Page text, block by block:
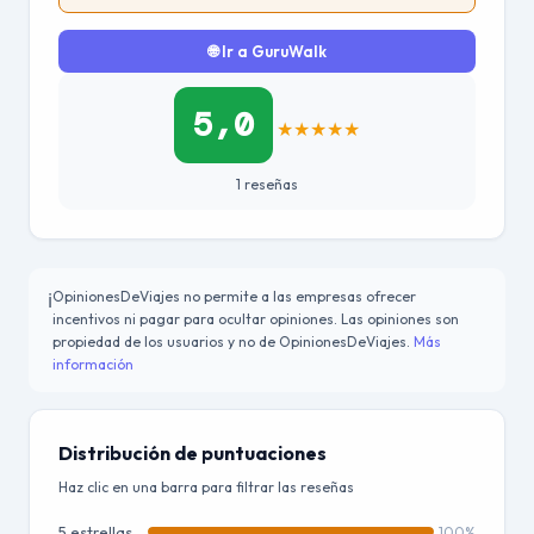
🌐 Ir a GuruWalk
5,0 ★★★★★
1 reseñas
ℹ️OpinionesDeViajes no permite a las empresas ofrecer
incentivos ni pagar para ocultar opiniones. Las opiniones son
propiedad de los usuarios y no de OpinionesDeViajes. Más
información
Distribución de puntuaciones
Haz clic en una barra para filtrar las reseñas